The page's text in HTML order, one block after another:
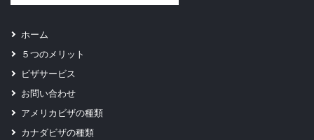
1958. The information provided will be used for: assessing
your eligibility to be granted the visa for which you have
applied; and other purposes relating to the administration
of the Migration Act, for example, to assist migrants with
settling in Australia, to monitor the conduct of migration
agents, or for ensuring compliance with the Migration Act.
ホーム
５つのメリット
ビザサービス
お問い合わせ
アメリカビザの種類
カナダビザの種類